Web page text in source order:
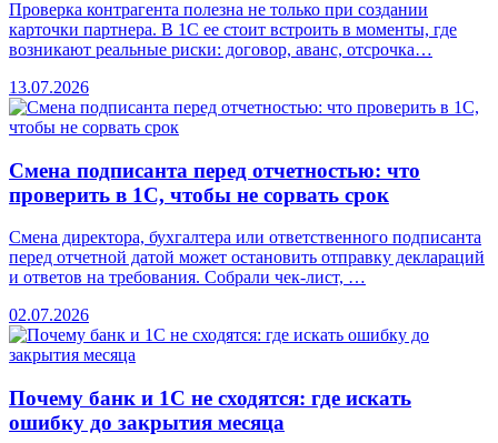
Проверка контрагента полезна не только при создании
карточки партнера. В 1С ее стоит встроить в моменты, где
возникают реальные риски: договор, аванс, отсрочка…
13.07.2026
Смена подписанта перед отчетностью: что
проверить в 1С, чтобы не сорвать срок
Смена директора, бухгалтера или ответственного подписанта
перед отчетной датой может остановить отправку деклараций
и ответов на требования. Собрали чек-лист, …
02.07.2026
Почему банк и 1С не сходятся: где искать
ошибку до закрытия месяца